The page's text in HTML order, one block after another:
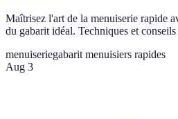
Maîtrisez l'art de la menuiserie rapide
du gabarit idéal. Techniques et
menuiseriegabarit menuisiers rapides
Aug 3